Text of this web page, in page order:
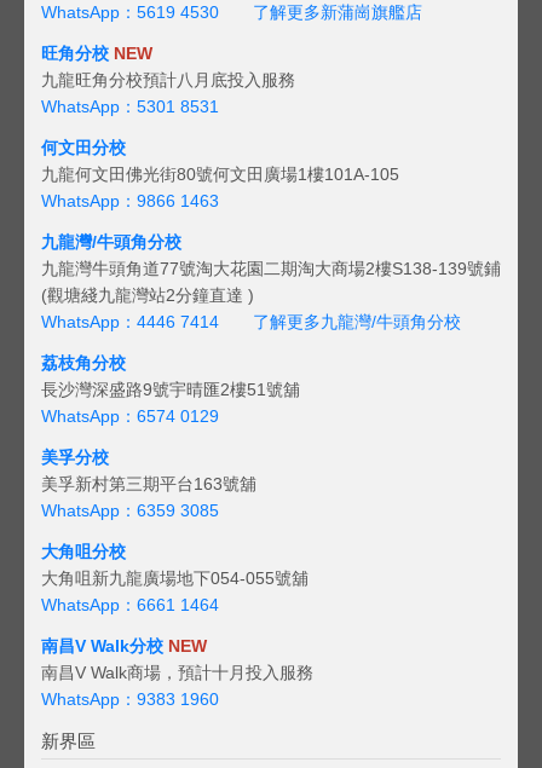
WhatsApp：5619 4530
了解更多新蒲崗旗艦店
旺角分校 NEW
九龍旺角分校預計八月底投入服務
WhatsApp：5301 8531
何文田分校
九龍何文田佛光街80號何文田廣場1樓101A-105
WhatsApp：9866 1463
九龍灣/牛頭角分校
九龍灣牛頭角道77號淘大花園二期淘大商場2樓S138-139號鋪
(觀塘綫九龍灣站2分鐘直達 )
WhatsApp：4446 7414
了解更多九龍灣/牛頭角分校
荔枝角分校
長沙灣深盛路9號宇晴匯2樓51號舖
WhatsApp：6574 0129
美孚分校
美孚新村第三期平台163號舖
WhatsApp：6359 3085
大角咀分校
大角咀新九龍廣場地下054-055號舖
WhatsApp：6661 1464
南昌V Walk分校 NEW
南昌V Walk商場，預計十月投入服務
WhatsApp：9383 1960
新界區